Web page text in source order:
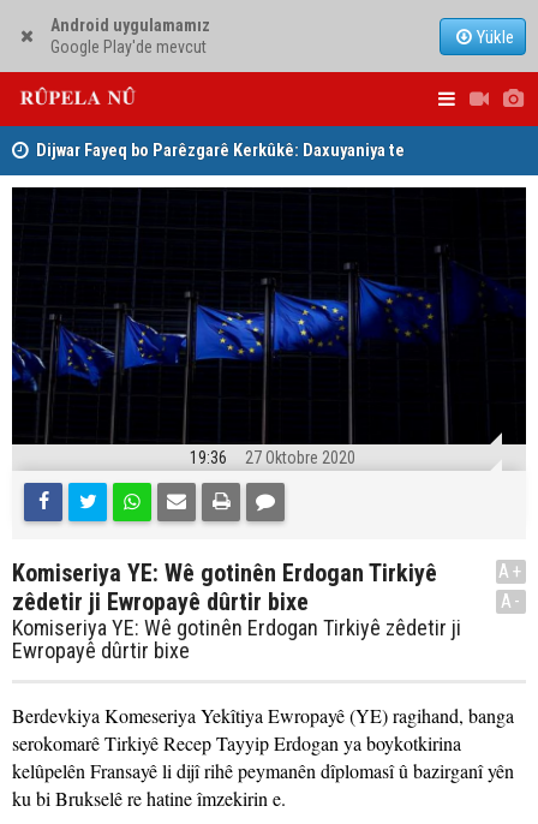
Android uygulamamız
Google Play'de mevcut
Yükle
bin Dijwar Fayeq bo Parêzgarê Kerkûkê: Daxuyaniya te
şaşiyeke stratejî ye û madeya 140ê zindî ye pitika xwe
19:36 27 Oktobre 2020
Komiseriya YE: Wê gotinên Erdogan Tirkiyê
zêdetir ji Ewropayê dûrtir bixe
Komiseriya YE: Wê gotinên Erdogan Tirkiyê zêdetir ji
Ewropayê dûrtir bixe
A+
A-
Berdevkiya Komeseriya Yekîtiya Ewropayê (YE) ragihand, banga
serokomarê Tirkiyê Recep Tayyip Erdogan ya boykotkirina
kelûpelên Fransayê li dijî rihê peymanên dîplomasî û bazirganî yên
ku bi Brukselê re hatine îmzekirin e.